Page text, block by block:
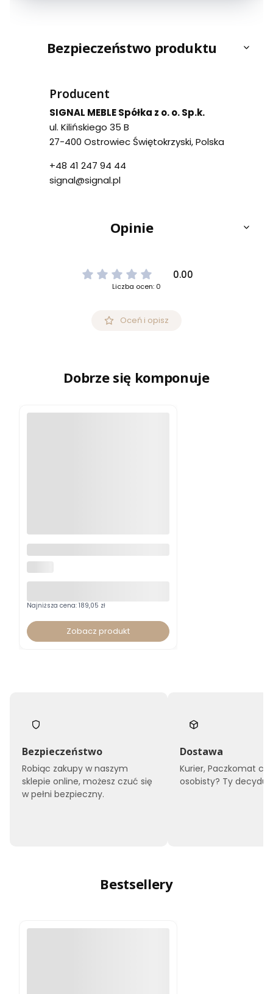
Bezpieczeństwo produktu
Producent
SIGNAL MEBLE Spółka z o. o. Sp.k.
ul. Kilińskiego 35 B
27-400 Ostrowiec Świętokrzyski, Polska
+48 41 247 94 44
signal@signal.pl
Opinie
0.00
Liczba ocen: 0
Oceń i opisz
Dobrze się komponuje
Krzesło tapicerowane Chic
Velvet Black
SIGNAL
Najniższa cena: 189,05 zł
Bezpieczeństwo
Robiąc zakupy w naszym
sklepie online, możesz czuć się
Dostawa
Kurier, Paczkomat